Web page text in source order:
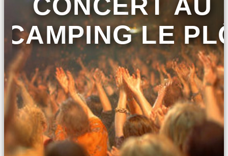
CAMPING LE